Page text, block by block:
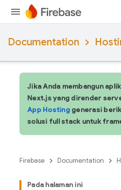
Documentation
Jika Anda membangun
Next.js yang dirender
App Hostinggenerasi
solusi full stack untuk
Firebase Documentation
Pada halaman ini